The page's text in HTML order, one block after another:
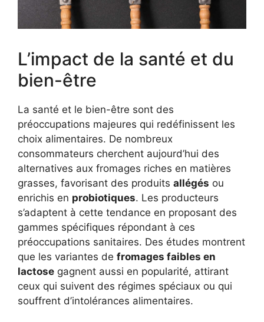
L’impact de la santé et du
bien-être
La santé et le bien-être sont des
préoccupations majeures qui redéfinissent les
choix alimentaires. De nombreux
consommateurs cherchent aujourd’hui des
alternatives aux fromages riches en matières
grasses, favorisant des produits allégés ou
enrichis en probiotiques. Les producteurs
s’adaptent à cette tendance en proposant des
gammes spécifiques répondant à ces
préoccupations sanitaires. Des études montrent
que les variantes de fromages faibles en
lactose gagnent aussi en popularité, attirant
ceux qui suivent des régimes spéciaux ou qui
souffrent d’intolérances alimentaires.